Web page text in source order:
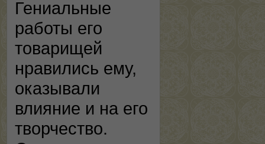
Гениальные
работы его
товарищей
нравились ему,
оказывали
влияние и на его
творчество.